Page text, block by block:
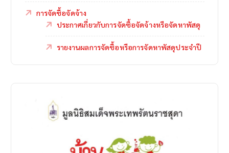
การจัดซื้อจัดจ้าง
ประกาศเกี่ยวกับการจัดซื้อจัดจ้างหรือจัดหาพัสดุ
รายงานผลการจัดซื้อหรือการจัดหาพัสดุประจำปี